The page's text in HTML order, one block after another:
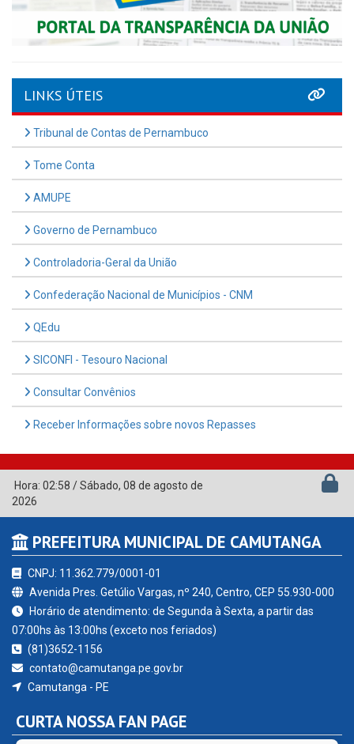
LINKS ÚTEIS
Tribunal de Contas de Pernambuco
Tome Conta
AMUPE
Governo de Pernambuco
Controladoria-Geral da União
Confederação Nacional de Municípios - CNM
QEdu
SICONFI - Tesouro Nacional
Consultar Convênios
Receber Informações sobre novos Repasses
Hora: 02:58 /Sábado, 08 de agosto de
2026
PREFEITURA MUNICIPAL DE CAMUTANGA
CNPJ: 11.362.779/0001-01
Avenida Pres. Getúlio Vargas, nº 240, Centro, CEP 55.930-000
Horário de atendimento: de Segunda à Sexta, a partir das
07:00hs às 13:00hs (exceto nos feriados)
(81)3652-1156
contato@camutanga.pe.gov.br
Camutanga - PE
CURTA NOSSA FAN PAGE